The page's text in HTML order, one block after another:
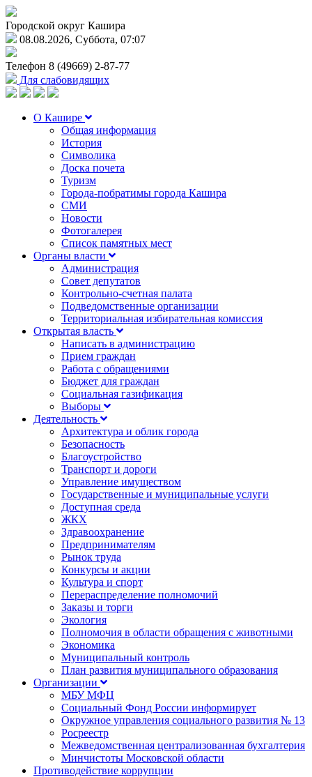
Городской округ Кашира
08.08.2026, Суббота, 07:07
Телефон 8 (49669) 2-87-77
Для слабовидящих
О Кашире
Общая информация
История
Символика
Доска почета
Туризм
Города-побратимы города Кашира
СМИ
Новости
Фотогалерея
Список памятных мест
Органы власти
Администрация
Совет депутатов
Контрольно-счетная палата
Подведомственные организации
Территориальная избирательная комиссия
Открытая власть
Написать в администрацию
Прием граждан
Работа с обращениями
Бюджет для граждан
Социальная газификация
Выборы
Деятельность
Архитектура и облик города
Безопасность
Благоустройство
Транспорт и дороги
Управление имуществом
Государственные и муниципальные услуги
Доступная среда
ЖКХ
Здравоохранение
Предпринимателям
Рынок труда
Конкурсы и акции
Культура и спорт
Перераспределение полномочий
Заказы и торги
Экология
Полномочия в области обращения с животными
Экономика
Муниципальный контроль
План развития муниципального образования
Организации
МБУ МФЦ
Социальный Фонд России информирует
Окружное управления социального развития № 13
Росреестр
Межведомственная централизованная бухгалтерия
Минчистоты Московской области
Противодействие коррупции